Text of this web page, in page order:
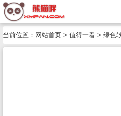
当前位置： 网站首页 > 值得一看 > 绿色